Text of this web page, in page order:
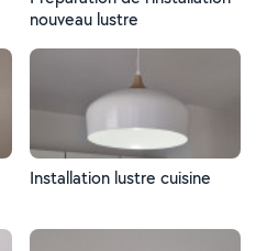
nouveau lustre
Installation lustre cuisine